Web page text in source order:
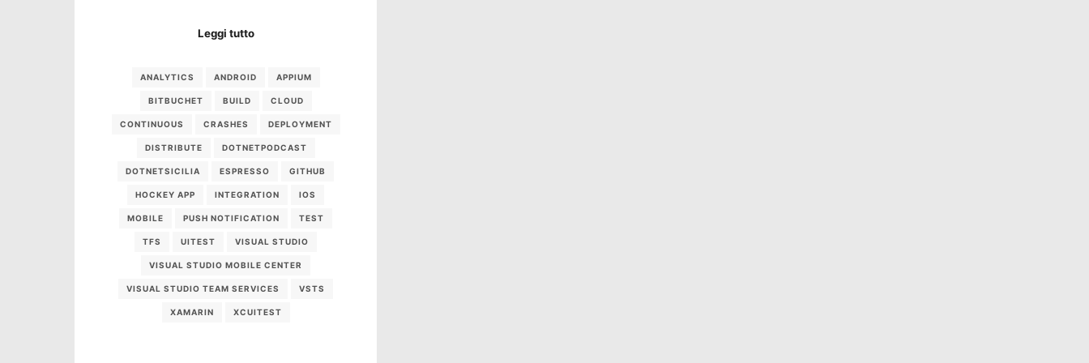
Leggi tutto
ANALYTICS ANDROID APPIUM
BITBUCHET BUILD CLOUD
CONTINUOUS CRASHES DEPLOYMENT
DISTRIBUTE DOTNETPODCAST
DOTNETSICILIA ESPRESSO GITHUB
HOCKEY APP INTEGRATION IOS
MOBILE PUSH NOTIFICATION TEST
TFS UITEST VISUAL STUDIO
VISUAL STUDIO MOBILE CENTER
VISUAL STUDIO TEAM SERVICES VSTS
XAMARIN XCUITEST